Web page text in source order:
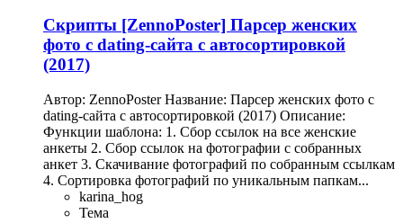
Скрипты [ZennoPoster] Парсер женских
фото с dating-сайта с автосортировкой
(2017)
Автор: ZennoPoster Название: Парсер женских фото с
dating-сайта с автосортировкой (2017) Описание:
Функции шаблона: 1. Сбор ссылок на все женские
анкеты 2. Сбор ссылок на фотографии с собранных
анкет 3. Скачивание фотографий по собранным ссылкам
4. Сортировка фотографий по уникальным папкам...
karina_hog
Тема